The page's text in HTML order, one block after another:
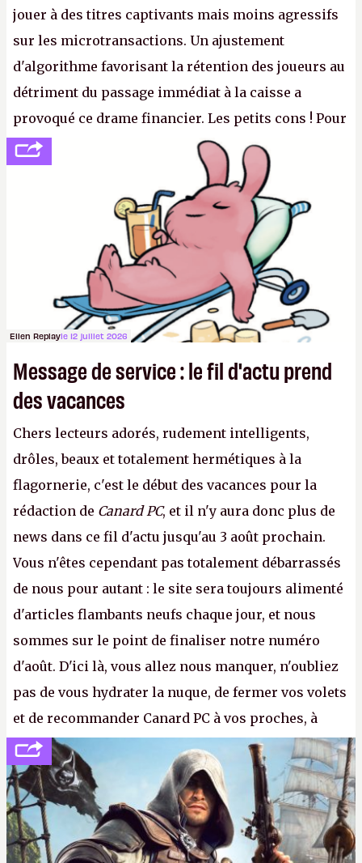
jouer à des titres captivants mais moins agressifs
sur les microtransactions. Un ajustement
d'algorithme favorisant la rétention des joueurs au
détriment du passage immédiat à la caisse a
provoqué ce drame financier. Les petits cons ! Pour
se consoler, le PDG David Baszucki peut compter
sur le déblocage du jeu en Russie et l'explosion des
joueurs majeurs (+32 %). L'avenir appartient donc
aux adultes, qui ne sont jamais que des enfants
avec du pouvoir d'achat.P.
Ellen Replayle 12 juillet 2026
Message de service : le fil d'actu prend
des vacances
Chers lecteurs adorés, rudement intelligents,
drôles, beaux et totalement hermétiques à la
flagornerie, c'est le début des vacances pour la
rédaction de Canard PC, et il n'y aura donc plus de
news dans ce fil d'actu jusqu'au 3 août prochain.
Vous n'êtes cependant pas totalement débarrassés
de nous pour autant : le site sera toujours alimenté
d'articles flambants neufs chaque jour, et nous
sommes sur le point de finaliser notre numéro
d'août. D'ici là, vous allez nous manquer, n'oubliez
pas de vous hydrater la nuque, de fermer vos volets
et de recommander Canard PC à vos proches, à
votre famille et aux inconnus que vous croisez
dans la rue. Bon été à tous ! –ER.